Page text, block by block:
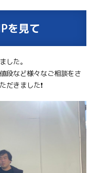
を見て
した。
段など様々なご相談をさ
だきました❗